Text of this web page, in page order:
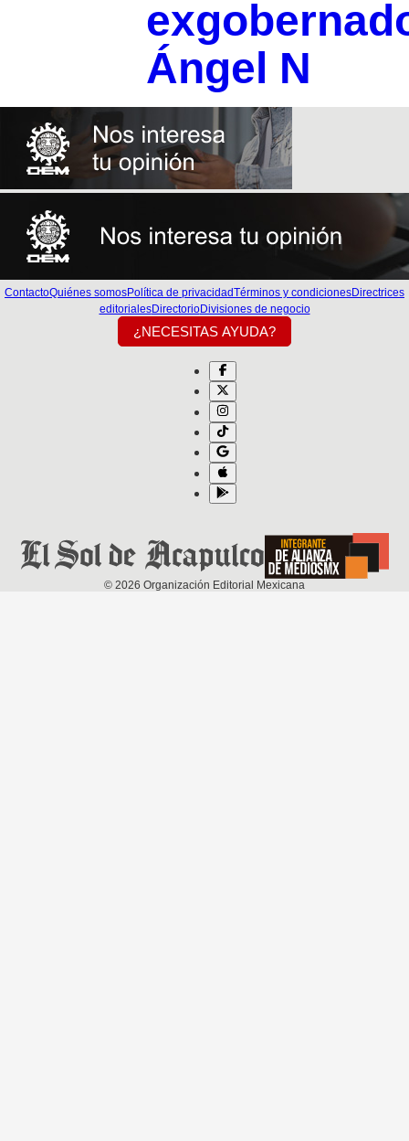
Ángel N
ContactoQuiénes somosPolítica de privacidadTérminos y condicionesDirectrices
editorialesDirectorioDivisiones de negocio
¿NECESITAS AYUDA?
© 2026 Organización Editorial Mexicana